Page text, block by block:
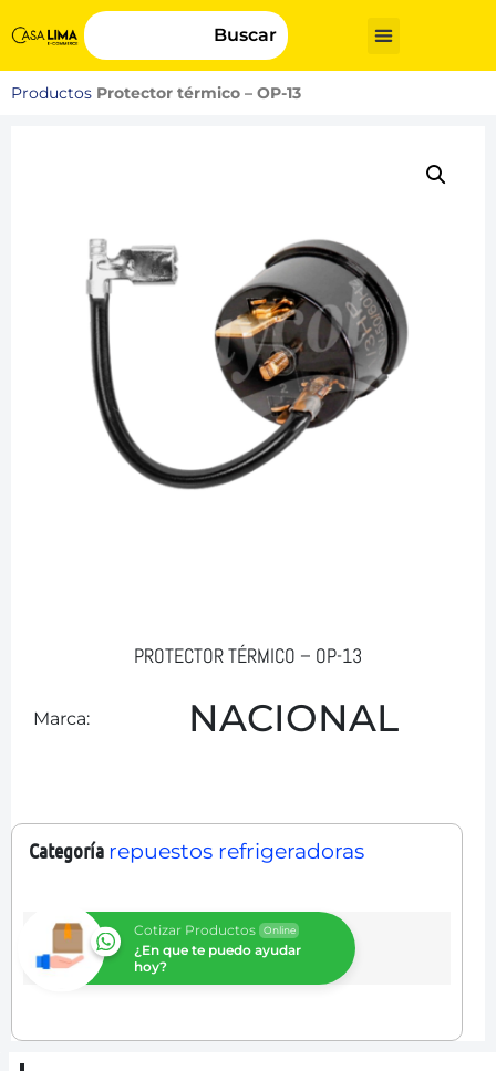
Buscar
Productos Protector térmico – OP-13
PROTECTOR TÉRMICO – OP-13
Marca: NACIONAL
Categoría repuestos refrigeradoras
Cotizar Productos Online
¿En que te puedo ayudar
hoy?